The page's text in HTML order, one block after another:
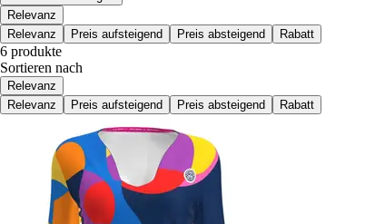
Relevanz
Relevanz
Preis aufsteigend Preis absteigend Rabatt
6 produkte
Sortieren nach
Relevanz
Relevanz
Preis aufsteigend Preis absteigend Rabatt